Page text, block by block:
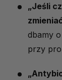
„Jeśli
dbamy
przy